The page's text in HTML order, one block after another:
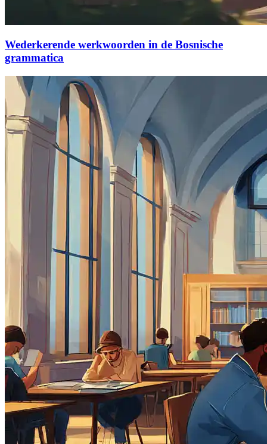
Wederkerende werkwoorden in de Bosnische
grammatica